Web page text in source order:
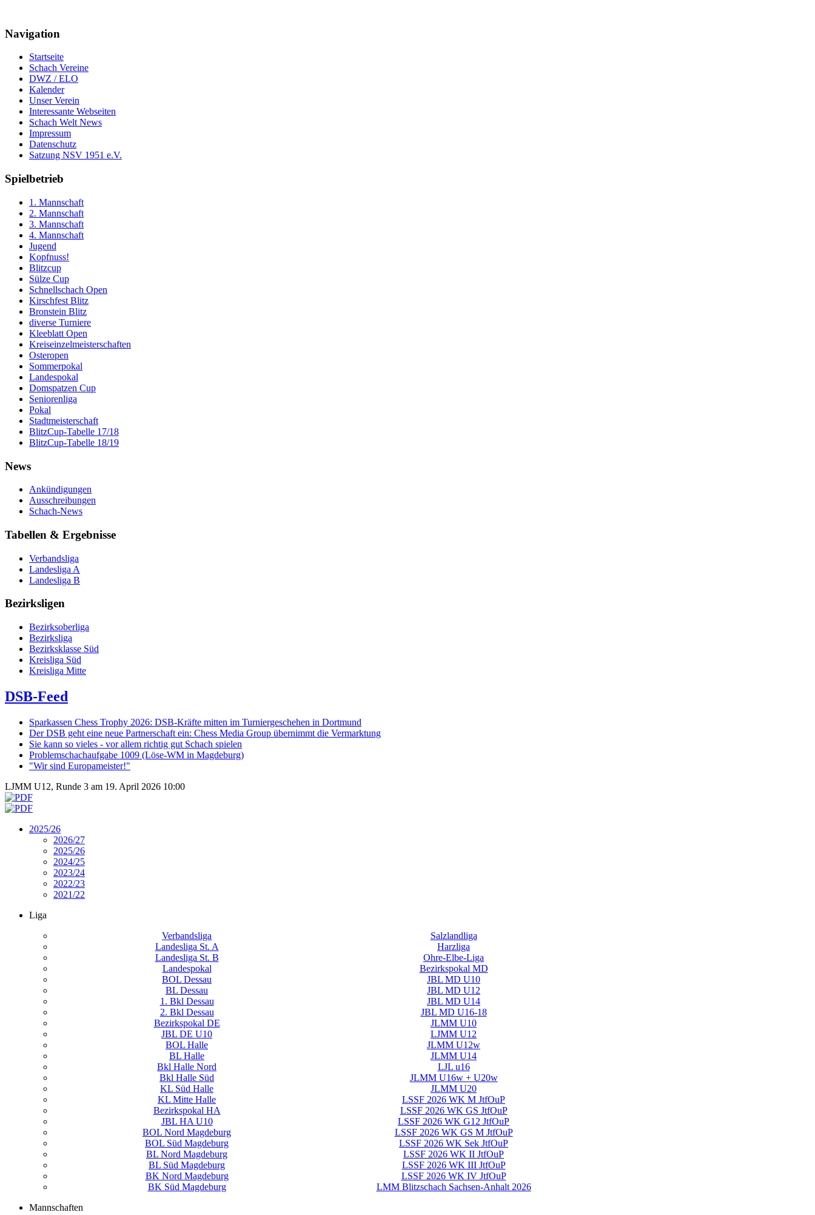
Navigation
Startseite
Schach Vereine
DWZ / ELO
Kalender
Unser Verein
Interessante Webseiten
Schach Welt News
Impressum
Datenschutz
Satzung NSV 1951 e.V.
Spielbetrieb
1. Mannschaft
2. Mannschaft
3. Mannschaft
4. Mannschaft
Jugend
Kopfnuss!
Blitzcup
Sülze Cup
Schnellschach Open
Kirschfest Blitz
Bronstein Blitz
diverse Turniere
Kleeblatt Open
Kreiseinzelmeisterschaften
Osteropen
Sommerpokal
Landespokal
Domspatzen Cup
Seniorenliga
Pokal
Stadtmeisterschaft
BlitzCup-Tabelle 17/18
BlitzCup-Tabelle 18/19
News
Ankündigungen
Ausschreibungen
Schach-News
Tabellen & Ergebnisse
Verbandsliga
Landesliga A
Landesliga B
Bezirksligen
Bezirksoberliga
Bezirksliga
Bezirksklasse Süd
Kreisliga Süd
Kreisliga Mitte
DSB-Feed
Sparkassen Chess Trophy 2026: DSB-Kräfte mitten im Turniergeschehen in Dortmund
Der DSB geht eine neue Partnerschaft ein: Chess Media Group übernimmt die Vermarktung
Sie kann so vieles - vor allem richtig gut Schach spielen
Problemschachaufgabe 1009 (Löse-WM in Magdeburg)
"Wir sind Europameister!"
LJMM U12, Runde 3 am 19. April 2026 10:00
2025/26
2026/27
2025/26
2024/25
2023/24
2022/23
2021/22
Liga
Verbandsliga
Salzlandliga
Landesliga St. A
Harzliga
Landesliga St. B
Ohre-Elbe-Liga
Landespokal
Bezirkspokal MD
BOL Dessau
JBL MD U10
BL Dessau
JBL MD U12
1. Bkl Dessau
JBL MD U14
2. Bkl Dessau
JBL MD U16-18
Bezirkspokal DE
JLMM U10
JBL DE U10
LJMM U12
BOL Halle
JLMM U12w
BL Halle
JLMM U14
Bkl Halle Nord
LJL u16
Bkl Halle Süd
JLMM U16w + U20w
KL Süd Halle
JLMM U20
KL Mitte Halle
LSSF 2026 WK M JtfOuP
Bezirkspokal HA
LSSF 2026 WK GS JtfOuP
JBL HA U10
LSSF 2026 WK G12 JtfOuP
BOL Nord Magdeburg
LSSF 2026 WK GS M JtfOuP
BOL Süd Magdeburg
LSSF 2026 WK Sek JtfOuP
BL Nord Magdeburg
LSSF 2026 WK II JtfOuP
BL Süd Magdeburg
LSSF 2026 WK III JtfOuP
BK Nord Magdeburg
LSSF 2026 WK IV JtfOuP
BK Süd Magdeburg
LMM Blitzschach Sachsen-Anhalt 2026
Mannschaften